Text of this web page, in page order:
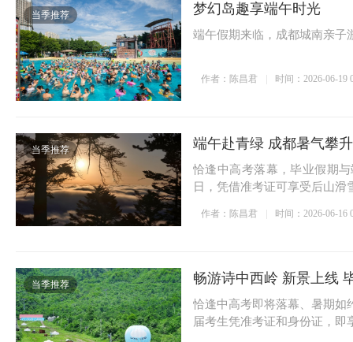
当季推荐 梦幻岛趣享端午时光
端午假期来临，成都城南亲子
作者：陈昌君 时间：2026-06-19
当季推荐 端午赴青绿 成都暑气攀
恰逢中高考落幕，毕业假期
日，凭借准考证可享受后山滑
作者：陈昌君 时间：2026-06-16
当季推荐 畅游诗中西岭 新景上线
恰逢中高考即将落幕、暑期如
届考生凭准考证和身份证，即